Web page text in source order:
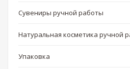
Сувениры ручной работы
Натуральная косметика ручной
Упаковка